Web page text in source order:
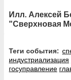
Илл. Алексей
"Сверхновая
Теги события:
индустриализация
госуправление